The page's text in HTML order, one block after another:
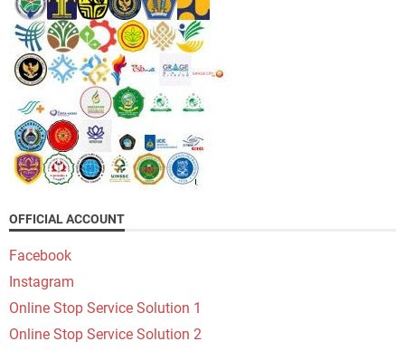
OFFICIAL ACCOUNT
Facebook
Instagram
Online Stop Service Solution 1
Online Stop Service Solution 2